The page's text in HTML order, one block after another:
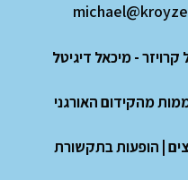
קרויזר - מיכאל דיגיטל
מהקידום האורגני
הופעות בתקשורת